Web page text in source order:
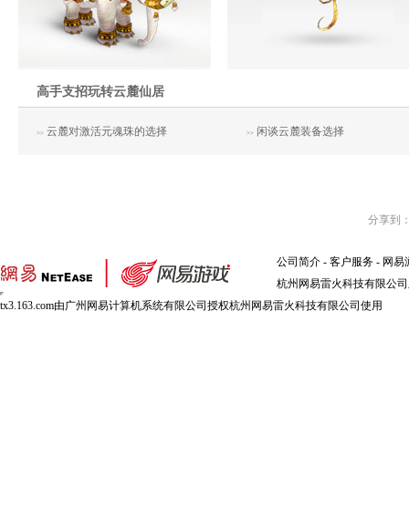
高手支招玩转云麓仙居
>> 云麓对激活元魂珠的选择 >> 闲谈云麓装备选择
分享到
公司简介 - 客户服务 - 网易
杭州网易雷火科技有限公
tx3.163.com由广州网易计算机系统有限公司授权杭州网易雷火科技有限公司使用